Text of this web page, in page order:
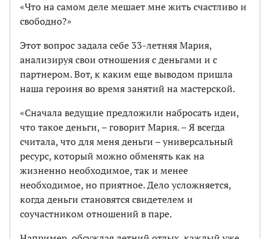
«Что на самом деле мешает мне жить счастливо и
свободно?»
Этот вопрос задала себе 33-летняя Мария,
анализируя свои отношения с деньгами и с
партнером. Вот, к каким еще выводом пришла
наша героиня во время занятий на мастерской.
«Сначала ведущие предложили набросать идеи,
что такое деньги, – говорит Мария. – Я всегда
считала, что для меня деньги – универсальный
ресурс, который можно обменять как на
жизненно необходимое, так и менее
необходимое, но приятное. Дело усложняется,
когда деньги становятся свидетелем и
соучастником отношений в паре.